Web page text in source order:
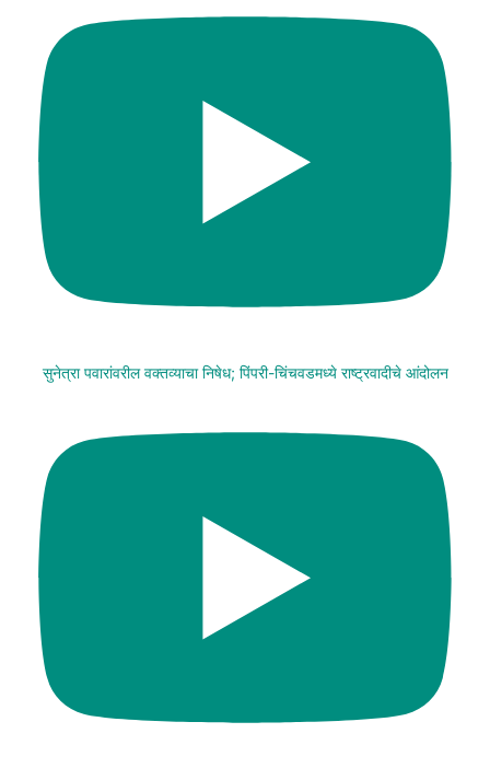
सुनेत्रा पवारांवरील वक्तव्याचा निषेध; पिंपरी-चिंचवडमध्ये राष्ट्रवादीचे आंदोलन